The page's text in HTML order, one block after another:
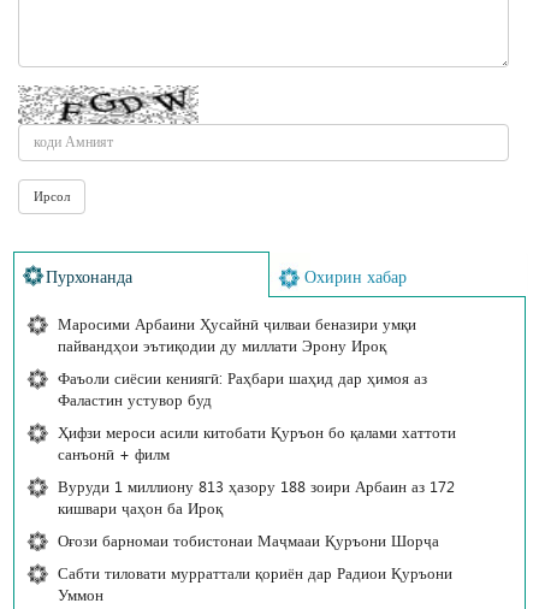
Пурхонанда Охирин хабар
Маросими Арбаини Ҳусайнӣ ҷилваи беназири умқи
пайвандҳои эътиқодии ду миллати Эрону Ироқ
Фаъоли сиёсии кениягӣ: Раҳбари шаҳид дар ҳимоя аз
Фаластин устувор буд
Ҳифзи мероси асили китобати Қуръон бо қалами хаттоти
санъонӣ + филм
Вуруди 1 миллиону 813 ҳазору 188 зоири Арбаин аз 172
кишвари ҷаҳон ба Ироқ
Оғози барномаи тобистонаи Маҷмааи Қуръони Шорҷа
Сабти тиловати мурраттали қориён дар Радиои Қуръони
Уммон